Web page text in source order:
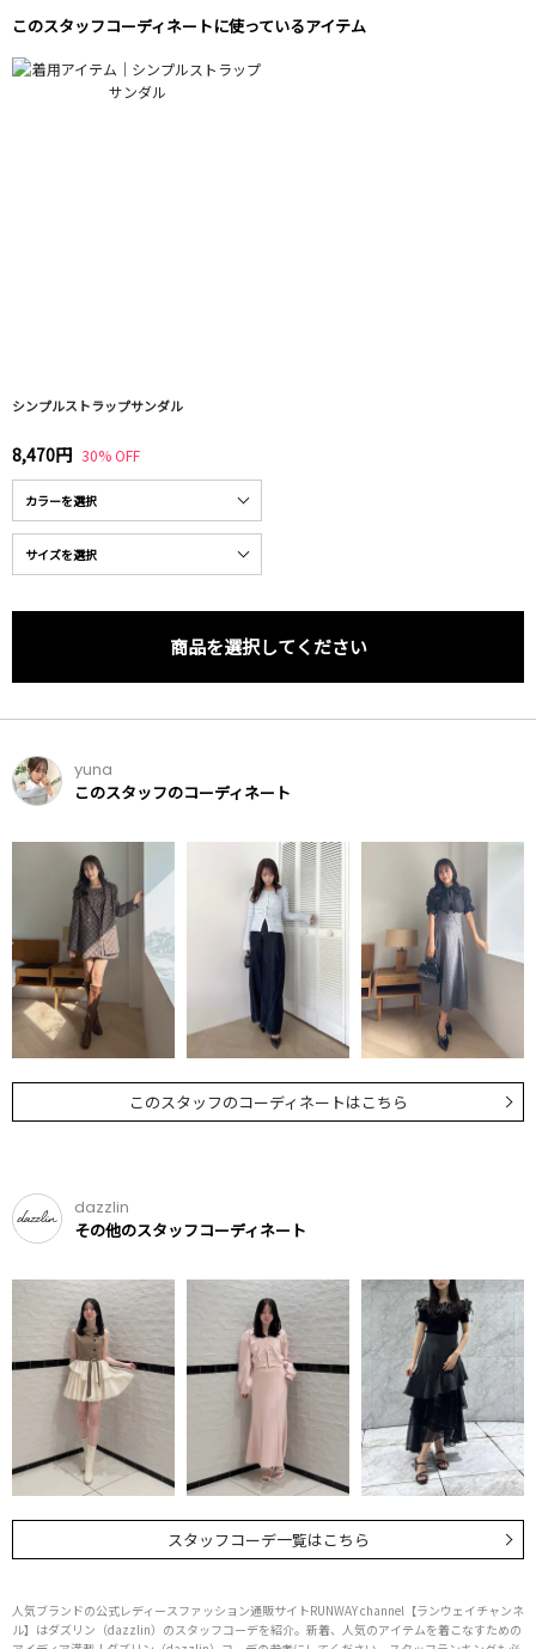
このスタッフコーディネートに使っているアイテム
シンプルストラップサンダル
8,470円 30% OFF
商品を選択してください
yuna
このスタッフのコーディネート
このスタッフのコーディネートはこちら
dazzlin
その他のスタッフコーディネート
スタッフコーデ一覧はこちら
人気ブランドの公式レディースファッション通販サイトRUNWAY channel【ランウェイチャンネ
ル】はダズリン（dazzlin）のスタッフコーデを紹介。新着、人気のアイテムを着こなすための